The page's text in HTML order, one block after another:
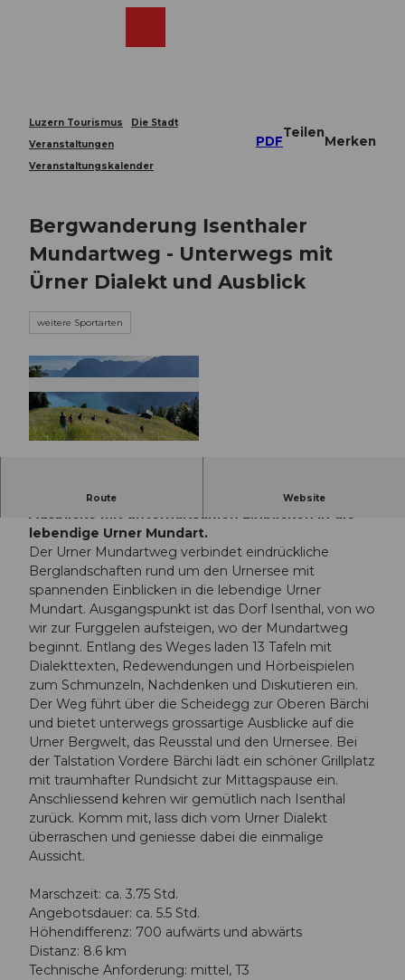
Luzern Tourismus
Die Stadt
Veranstaltungen
Veranstaltungskalender
PDF
Teilen
Merken
Bergwanderung Isenthaler
Mundartweg - Unterwegs mit
Ürner Dialekt und Ausblick
weitere Sportarten
Route Website
Der Urner Mundartweg verbindet traumhafte
Ausblicke mit unterhaltsamen Einblicken in die
lebendige Urner Mundart.
Der Urner Mundartweg verbindet eindrückliche
Berglandschaften rund um den Urnersee mit
spannenden Einblicken in die lebendige Urner
Mundart. Ausgangspunkt ist das Dorf Isenthal, von wo
wir zur Furggelen aufsteigen, wo der Mundartweg
beginnt. Entlang des Weges laden 13 Tafeln mit
Dialekttexten, Redewendungen und Hörbeispielen
zum Schmunzeln, Nachdenken und Diskutieren ein.
Der Weg führt über die Scheidegg zur Oberen Bärchi
und bietet unterwegs grossartige Ausblicke auf die
Urner Bergwelt, das Reusstal und den Urnersee. Bei
der Talstation Vordere Bärchi lädt ein schöner Grillplatz
mit traumhafter Rundsicht zur Mittagspause ein.
Anschliessend kehren wir gemütlich nach Isenthal
zurück. Komm mit, lass dich vom Urner Dialekt
überraschen und geniesse dabei die einmalige
Aussicht.
Marschzeit: ca. 3.75 Std.
Angebotsdauer: ca. 5.5 Std.
Höhendifferenz: 700 aufwärts und abwärts
Distanz: 8.6 km
Technische Anforderung: mittel, T3